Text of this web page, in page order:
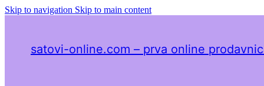
Skip to navigation Skip to main content
satovi-online.com – prva online